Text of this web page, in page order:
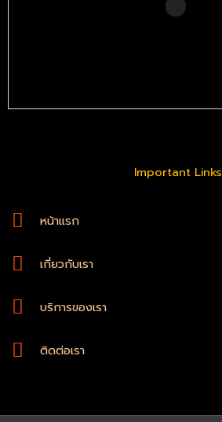
Important Links
หน้าแรก
เกี่ยวกับเรา
บริการของเรา
ติดต่อเรา